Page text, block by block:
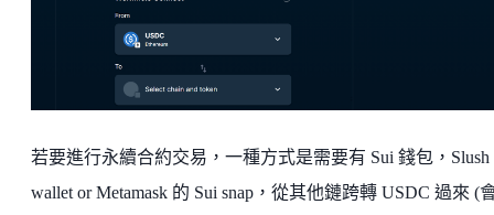
若要進行永續合約交易，一種方式是需要有 Sui 錢包，Slush
wallet or Metamask 的 Sui snap，從其他鏈跨轉 USDC 過來 (